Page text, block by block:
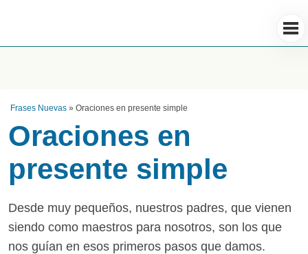
Frases Nuevas » Oraciones en presente simple
Oraciones en
presente simple
Desde muy pequeños, nuestros padres, que vienen
siendo como maestros para nosotros, son los que
nos guían en esos primeros pasos que damos.